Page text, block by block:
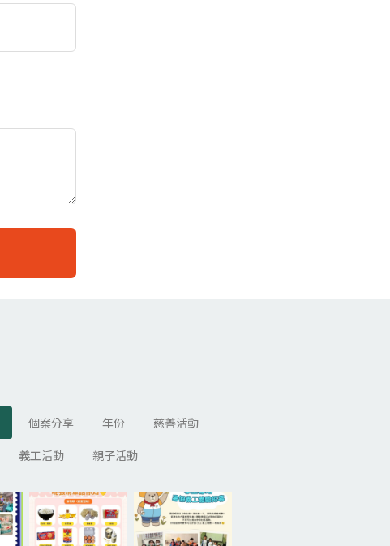
個案分享 年份
慈善活動
義工活動
親子活動